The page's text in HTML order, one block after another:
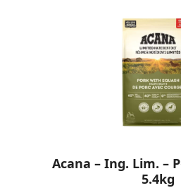
Acana – Ing. Lim. –
5.4kg